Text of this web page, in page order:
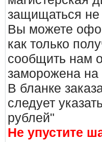
защищаться не
Вы можете
как только
сообщить нам
заморожена
В бланке
следует
рублей"
Не упустите